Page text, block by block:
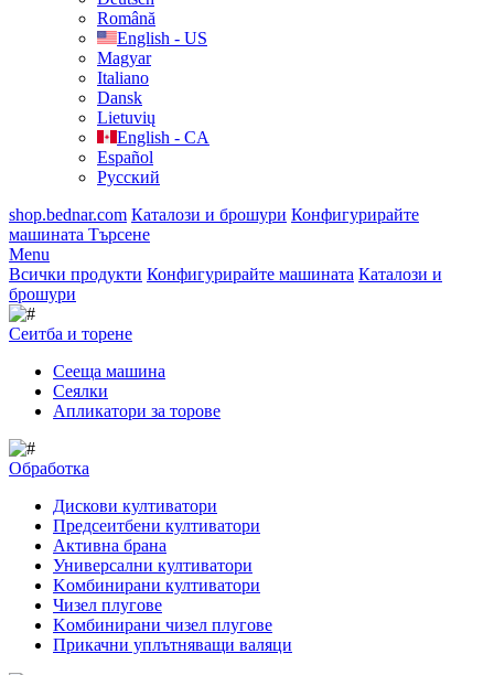
Română
English - US
Magyar
Italiano
Dansk
Lietuvių
English - CA
Español
Русский
shop.bednar.com Каталози и брошури Конфигурирайте
машината Търсене
Menu
Всички продукти Конфигурирайте машината Каталози и
брошури
Сеитба и торене
Cееща машина
Cеялки
Апликатори за торове
Обработка
Дискови култиватори
Предсеитбени култиватори
Активна брана
Универсални култиватори
Kомбинирани култиватори
Чизел плугове
Kомбинирани чизел плугове
Прикачни уплътняващи валяци